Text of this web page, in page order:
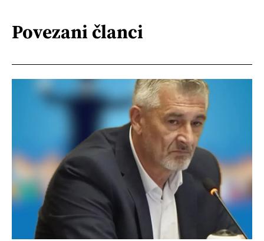
Povezani članci